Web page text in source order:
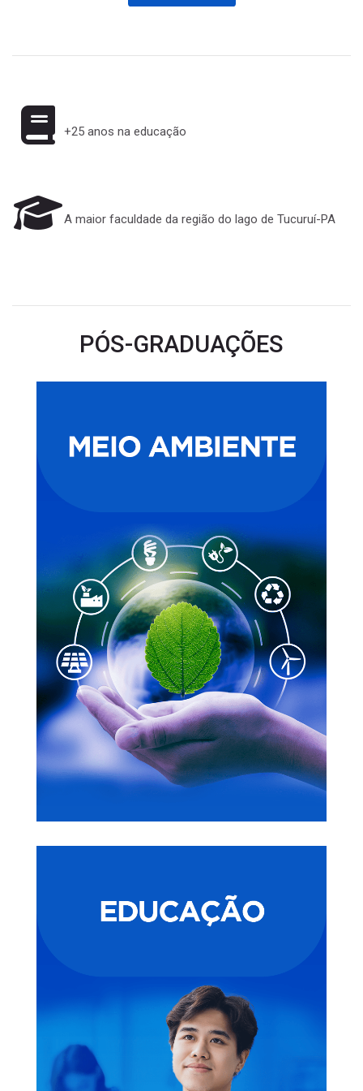
+25 anos na educação
A maior faculdade da região do lago de Tucuruí-PA
PÓS-GRADUAÇÕES